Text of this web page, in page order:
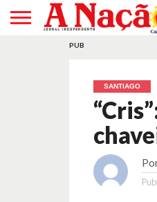
PUB
SANTIAGO